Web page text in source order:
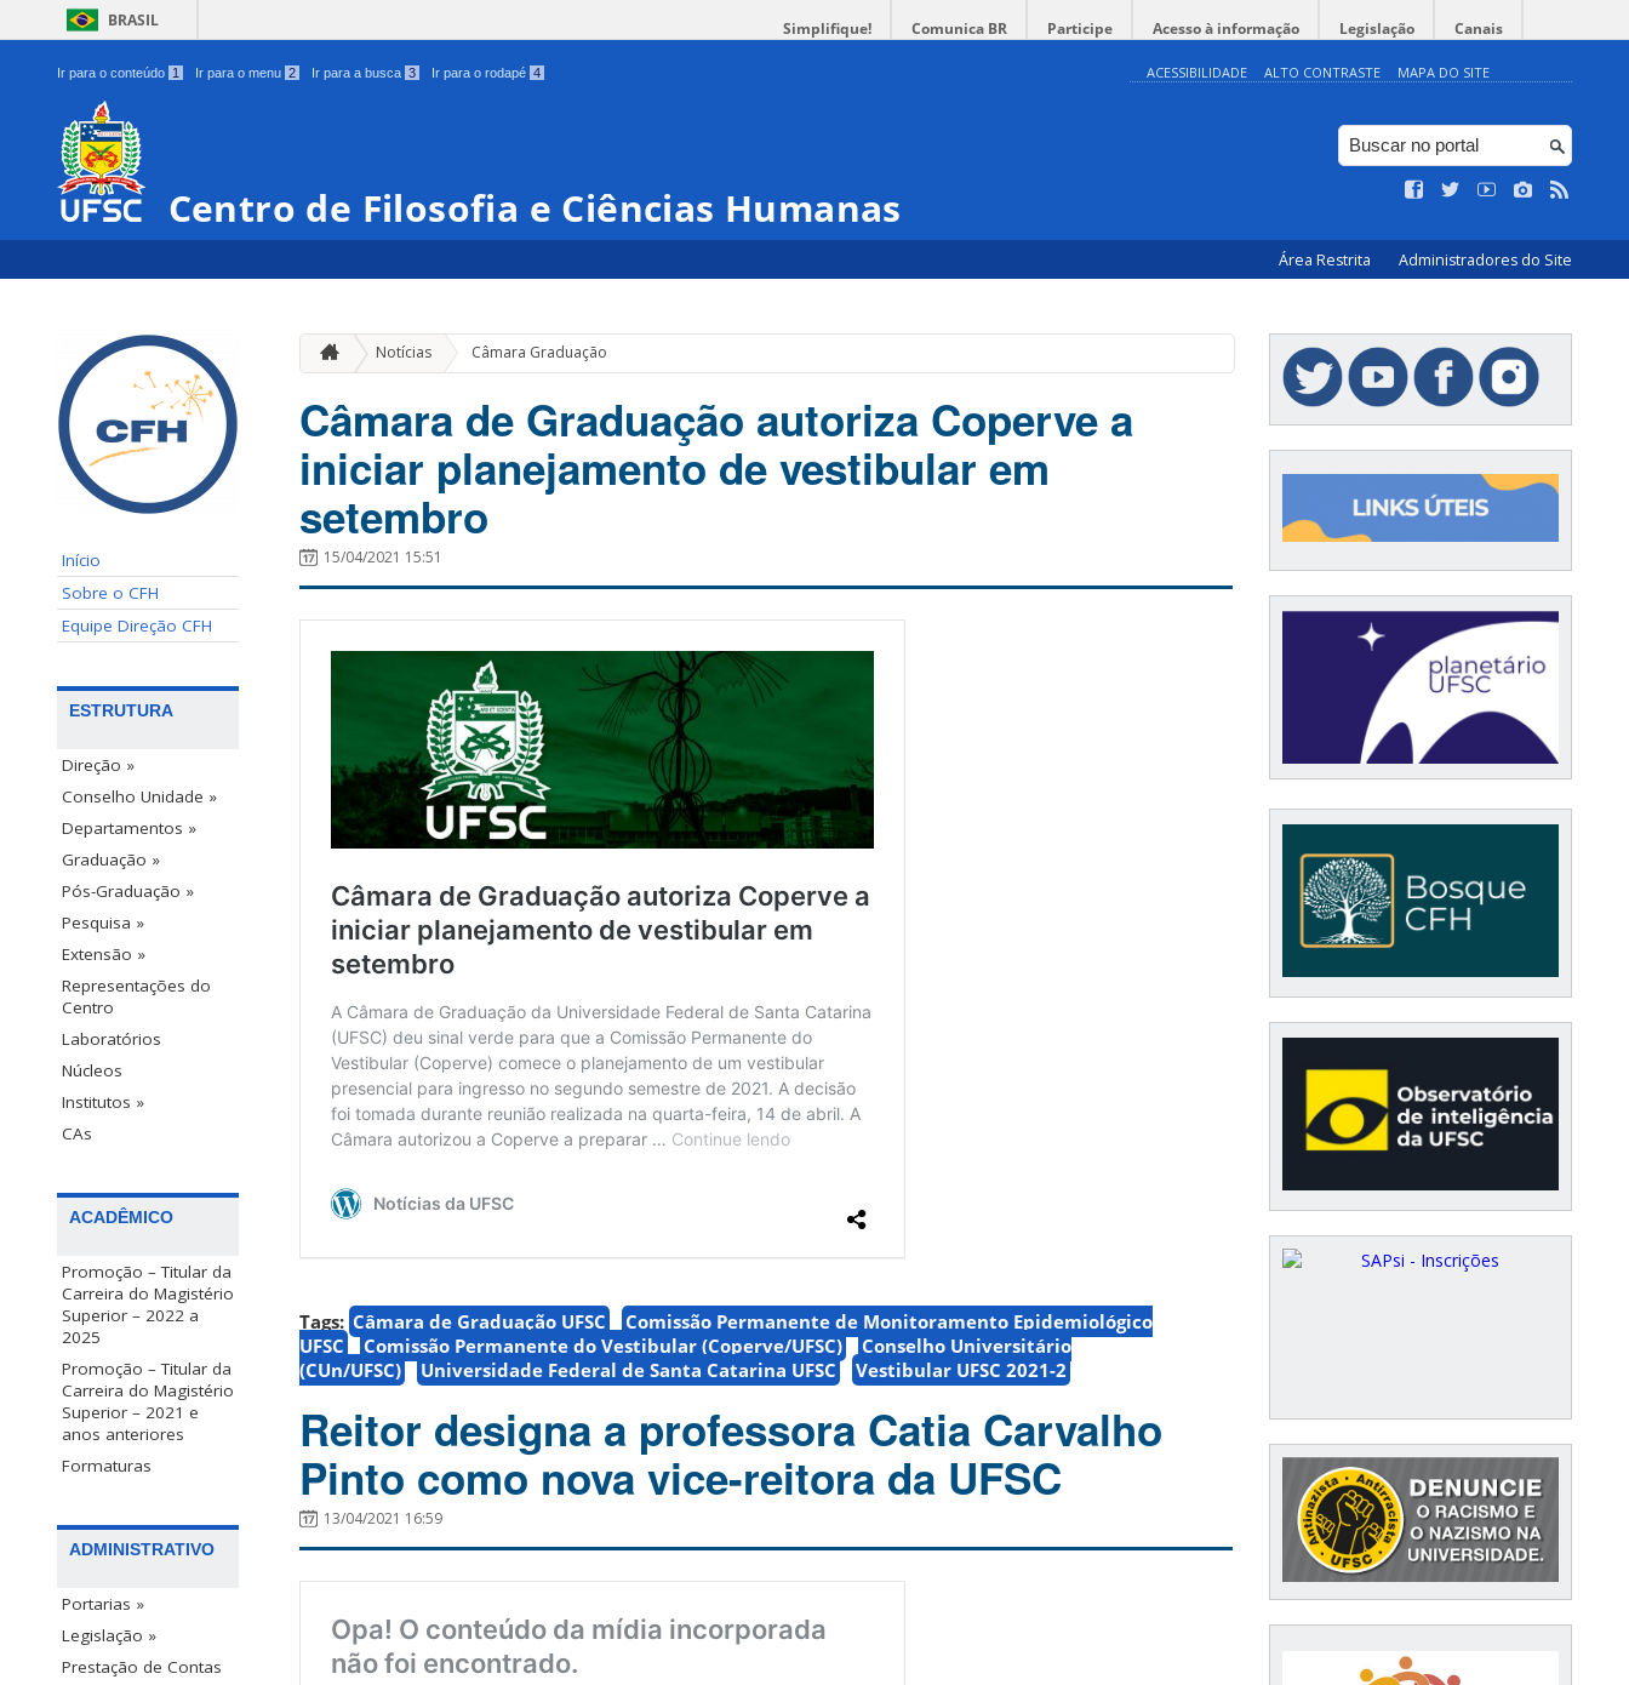
BRASIL Simplifique! Comunica BR Participe Acesso à informação Legislação Canais
Ir para o conteúdo 1 Ir para o menu 2 Ir para a busca 3 Ir para o rodapé 4 ACESSIBILIDADE ALTO CONTRASTE MAPA DO SITE
Centro de Filosofia e Ciências Humanas
Área Restrita Administradores do Site
Início
Sobre o CFH
Equipe Direção CFH
ESTRUTURA
Direção »
Conselho Unidade »
Departamentos »
Graduação »
Pós-Graduação »
Pesquisa »
Extensão »
Representações do
Centro
Laboratórios
Núcleos
Institutos »
CAs
ACADÊMICO
Promoção – Titular da
Carreira do Magistério
Superior – 2022 a
2025
Promoção – Titular da
Carreira do Magistério
Superior – 2021 e
anos anteriores
Formaturas
ADMINISTRATIVO
Portarias »
Legislação »
Prestação de Contas
Notícias Câmara Graduação
Câmara de Graduação autoriza Coperve a
iniciar planejamento de vestibular em
setembro
15/04/2021 15:51
Tags: Câmara de Graduação UFSC
Comissão Permanente de Monitoramento Epidemiológico
UFSC
Comissão Permanente do Vestibular (Coperve/UFSC)
Conselho Universitário
(CUn/UFSC)
Universidade Federal de Santa Catarina UFSC Vestibular UFSC 2021-2
Reitor designa a professora Catia Carvalho
Pinto como nova vice-reitora da UFSC
13/04/2021 16:59